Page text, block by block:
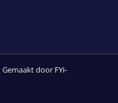
Gemaakt door FYi-